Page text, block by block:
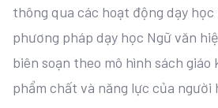
thông qua các hoạt động dạy
phương pháp dạy học Ngữ văn
biên soạn theo mô hình sách
phẩm chất và năng lực của